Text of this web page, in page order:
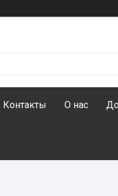
Контакты О нас